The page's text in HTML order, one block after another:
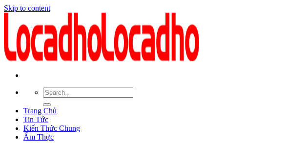
Skip to content
Trang Chủ
Tin Tức
Kiến Thức Chung
Ẩm Thực